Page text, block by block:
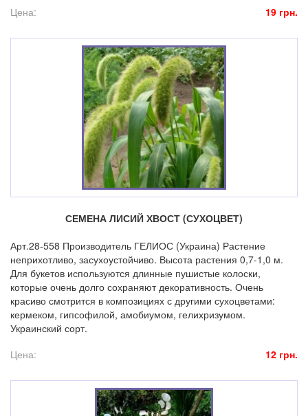
Цена:
19 грн.
СЕМЕНА ЛИСИЙ ХВОСТ (СУХОЦВЕТ)
Арт.28-558 Производитель ГЕЛИОС (Украина) Растение
неприхотливо, засухоустойчиво. Высота растения 0,7-1,0 м.
Для букетов используются длинные пушистые колоски,
которые очень долго сохраняют декоративность. Очень
красиво смотрится в композициях с другими сухоцветами:
кермеком, гипсофилой, амобиумом, гелихризумом.
Украинский сорт.
Цена:
12 грн.